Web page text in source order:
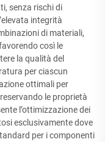
senza rischi di
integrità
di materiali,
così le
la qualità del
per ciascun
ottimali per
le proprietà
l’ottimizzazione dei
esclusivamente dove
per i componenti